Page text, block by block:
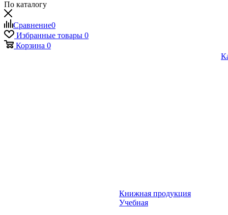
По каталогу
Сравнение0
Избранные товары 0
Корзина 0
Книжная продукция
Учебная